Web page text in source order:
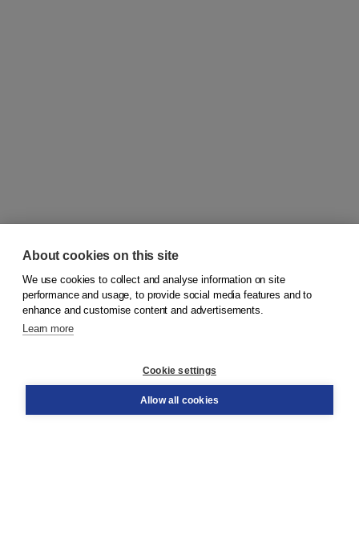
© 2026Koninklijke Boom uitgevers
Order
About cookies on this site
We use cookies to collect and analyse information on site
performance and usage, to provide social media features and to
enhance and customise content and advertisements.
Learn more
Cookie settings
Allow all cookies